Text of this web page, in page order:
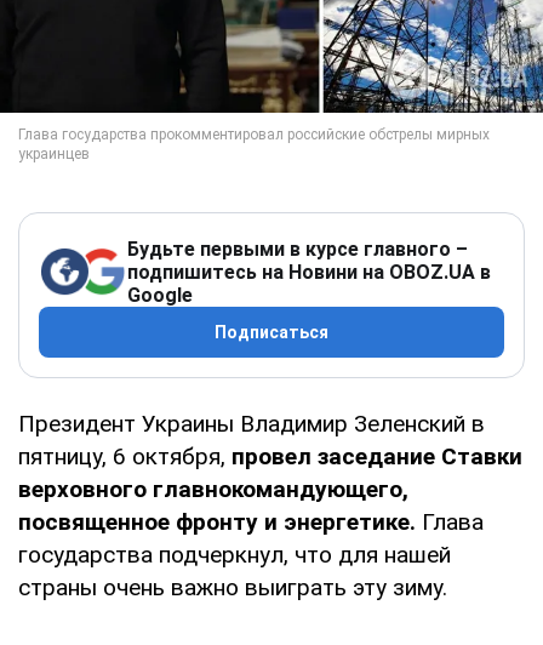
Будьте первыми в курсе главного –
подпишитесь на Новини на OBOZ.UA в
Google
Подписаться
Президент Украины Владимир Зеленский в
пятницу, 6 октября, провел заседание Ставки
верховного главнокомандующего,
посвященное фронту и энергетике. Глава
государства подчеркнул, что для нашей
страны очень важно выиграть эту зиму.